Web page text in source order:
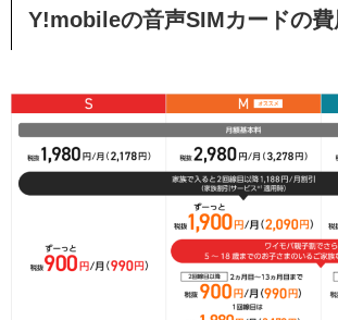
Y!mobileの音声SIMカードの費